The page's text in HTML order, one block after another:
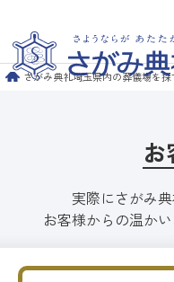
さがみ典礼埼玉県内の葬儀場を探
実際にさがみ
お客様からの温か